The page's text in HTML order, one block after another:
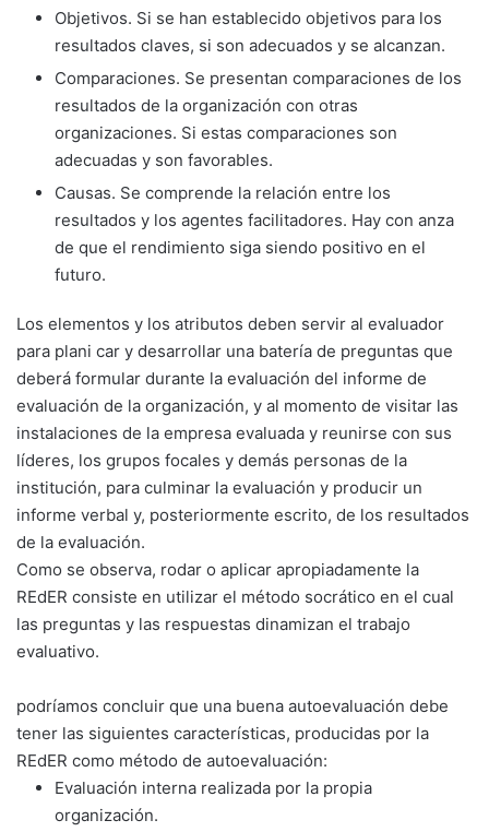
Objetivos. Si se han establecido objetivos para los
resultados claves, si son adecuados y se alcanzan.
Comparaciones. Se presentan comparaciones de los
resultados de la organización con otras
organizaciones. Si estas comparaciones son
adecuadas y son favorables.
Causas. Se comprende la relación entre los
resultados y los agentes facilitadores. Hay con anza
de que el rendimiento siga siendo positivo en el
futuro.
Los elementos y los atributos deben servir al evaluador
para plani car y desarrollar una batería de preguntas que
deberá formular durante la evaluación del informe de
evaluación de la organización, y al momento de visitar las
instalaciones de la empresa evaluada y reunirse con sus
líderes, los grupos focales y demás personas de la
institución, para culminar la evaluación y producir un
informe verbal y, posteriormente escrito, de los resultados
de la evaluación.
Como se observa, rodar o aplicar apropiadamente la
REdER consiste en utilizar el método socrático en el cual
las preguntas y las respuestas dinamizan el trabajo
evaluativo.
podríamos concluir que una buena autoevaluación debe
tener las siguientes características, producidas por la
REdER como método de autoevaluación:
Evaluación interna realizada por la propia
organización.